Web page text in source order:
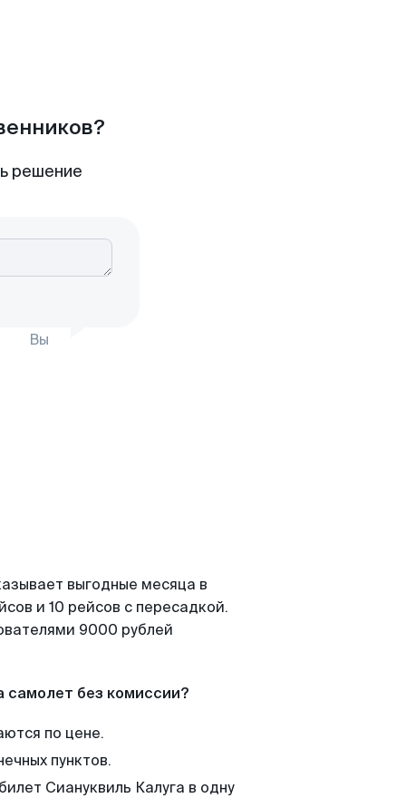
решение
Вы
выгодные месяца в
и 10 рейсов с пересадкой.
9000 рублей
самолет без комиссии?
по цене.
пунктов.
Сиануквиль Калуга в одну